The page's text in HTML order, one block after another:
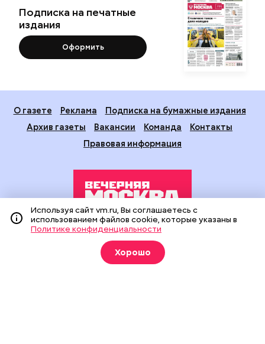
Подписка на печатные
издания
Оформить
О газете Реклама
Подписка на бумажные издания
Архив газеты
Вакансии Команда
Контакты
Правовая информация
Издание создано при финансовой поддержке Департамента
средств массовой информации и рекламы города Москвы.
На сайте применяются рекомендательные технологии
(информационные технологии предоставления информации
Используя сайт vm.ru, Вы соглашаетесь с
использованием файлов cookie, которые указаны в
Политике конфиденциальности
Хорошо